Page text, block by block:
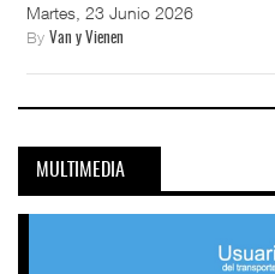
Martes, 23 Junio 2026
By Van y Vienen
MULTIMEDIA